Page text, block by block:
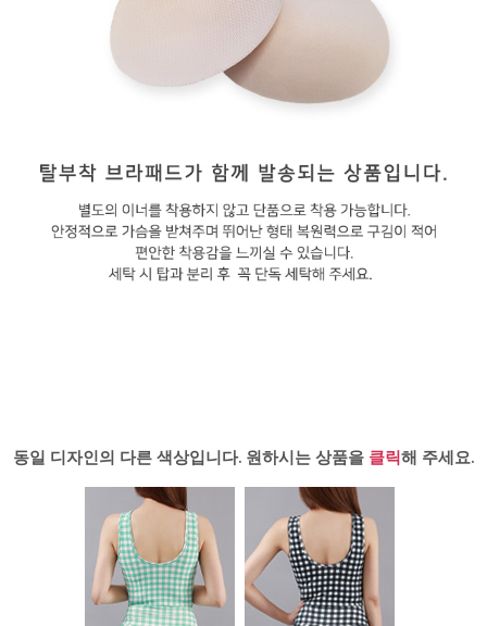
동일 디자인의 다른 색상입니다. 원하시는 상품을 클릭해 주세요.